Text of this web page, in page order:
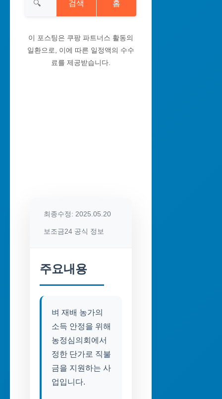
검색 홈
이 포스팅은 쿠팡 파트너스 활동의
일환으로, 이에 따른 일정액의 수수
료를 제공받습니다.
최종수정: 2025.05.20
보조금24 공식 정보
주요내용
벼 재배 농가의
소득 안정을 위해
농정심의회에서
정한 단가로 직불
금을 지원하는 사
업입니다.